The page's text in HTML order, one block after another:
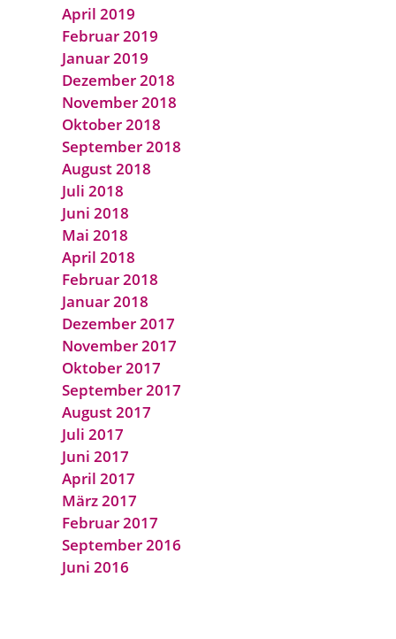
April 2019
Februar 2019
Januar 2019
Dezember 2018
November 2018
Oktober 2018
September 2018
August 2018
Juli 2018
Juni 2018
Mai 2018
April 2018
Februar 2018
Januar 2018
Dezember 2017
November 2017
Oktober 2017
September 2017
August 2017
Juli 2017
Juni 2017
April 2017
März 2017
Februar 2017
September 2016
Juni 2016